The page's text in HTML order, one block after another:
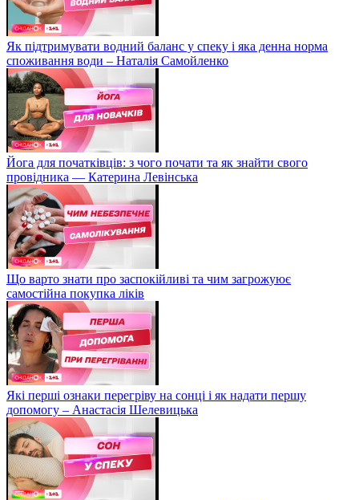
Як підтримувати водний баланс у спеку і яка денна норма
споживання води – Наталія Самойленко
Йога для початківців: з чого почати та як знайти свого
провідника — Катерина Левінська
Що варто знати про заспокійливі та чим загрожуює
самостійна покупка ліків
Які перші ознаки перегріву на сонці і як надати першу
допомогу – Анастасія Шелевицька